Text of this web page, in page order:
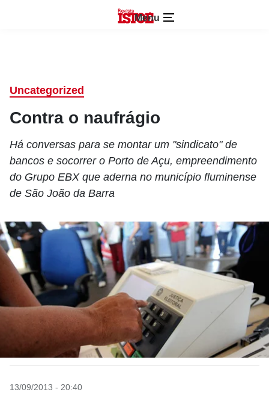
Menu
Uncategorized
Contra o naufrágio
Há conversas para se montar um "sindicato" de
bancos e socorrer o Porto de Açu, empreendimento
do Grupo EBX que aderna no município fluminense
de São João da Barra
13/09/2013 - 20:40